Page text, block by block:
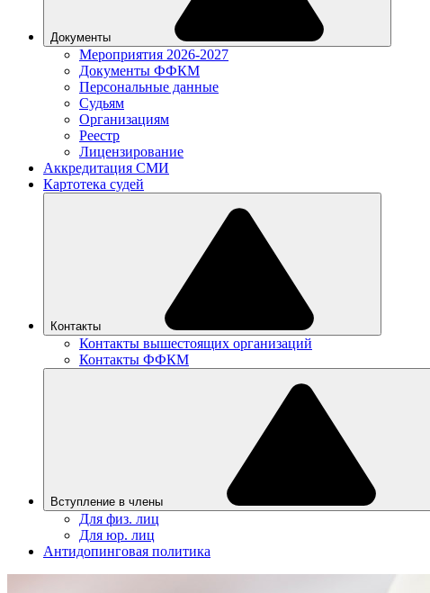
Документы
Мероприятия 2026-2027
Документы ФФКМ
Персональные данные
Судьям
Организациям
Реестр
Лицензирование
Аккредитация СМИ
Картотека судей
Контакты
Контакты вышестоящих организаций
Контакты ФФКМ
Вступление в члены
Для физ. лиц
Для юр. лиц
Антидопинговая политика